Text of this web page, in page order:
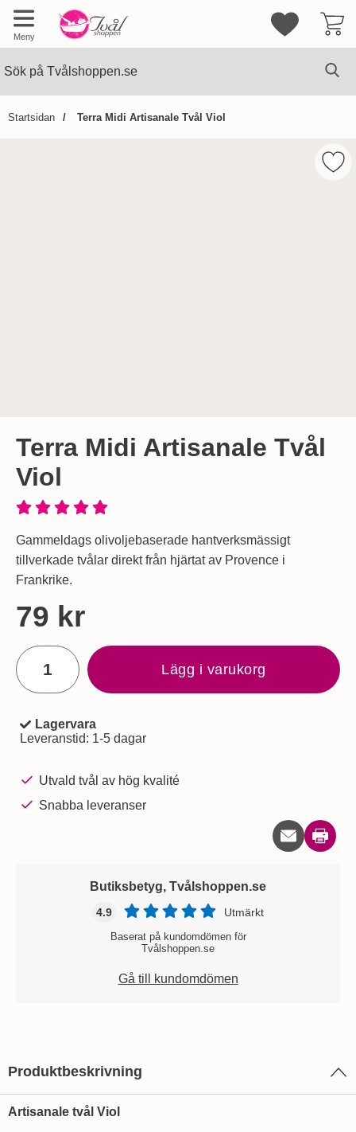
Meny
Mina
Startsidan Terra Midi Artisanale Tvål Viol
Terra Midi Artisanale Tvål
Viol
Gammeldags olivoljebaserade hantverksmässigt
tillverkade tvålar direkt från hjärtat av Provence i
Frankrike.
Handla denna produkt Terra Midi Artisanale Tvål Viol
pris
79 kr
antal
Lägg i varukorg
Tillgänglighet:
Lagervara
Leveranstid: 1-5 dagar
Utvald tvål av hög kvalité
Snabba leveranser
Skriv
Butiksbetyg, Tvålshoppen.se
4.9 Utmärkt
Baserat på kundomdömen för
Tvålshoppen.se
Gå till kundomdömen
Produktbeskrivning
Artisanale tvål Viol